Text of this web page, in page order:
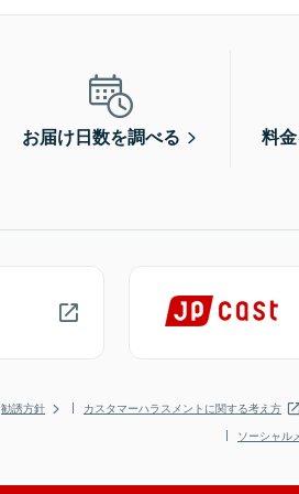
お届け日数を調べる 料
勧誘方針 カスタマーハラスメントに関する考え方
ソーシャル